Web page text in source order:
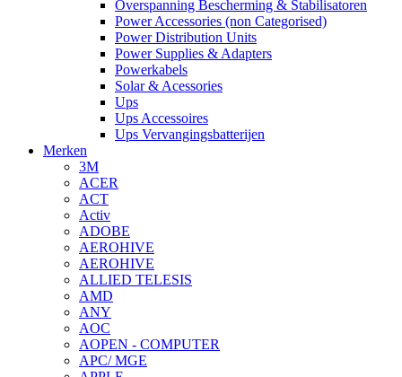
Overspanning Bescherming & Stabilisatoren
Power Accessories (non Categorised)
Power Distribution Units
Power Supplies & Adapters
Powerkabels
Solar & Acessories
Ups
Ups Accessoires
Ups Vervangingsbatterijen
Merken
3M
ACER
ACT
Activ
ADOBE
AEROHIVE
AEROHIVE
ALLIED TELESIS
AMD
ANY
AOC
AOPEN - COMPUTER
APC/ MGE